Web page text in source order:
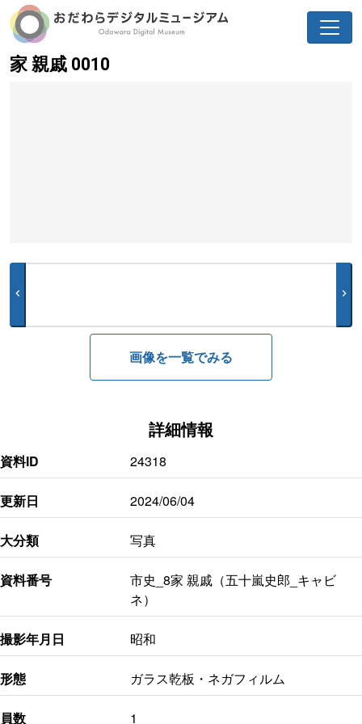
家 親戚 0010
chevron_left chevron_right
画像を一覧でみる
詳細情報
資料ID 24318
更新日 2024/06/04
大分類 写真
資料番号
市史_8家 親戚（五十嵐史郎_キャビ
ネ）
撮影年月日 昭和
形態 ガラス乾板・ネガフィルム
員数 1